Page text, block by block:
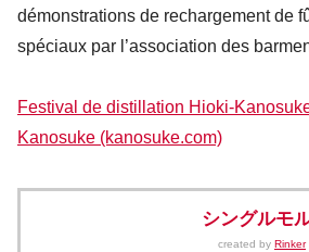
démonstrations de rechargement de
spéciaux par l’association des
Festival de distillation Hioki-
Kanosuke (kanosuke.com)
シングルモ
created by Rinker